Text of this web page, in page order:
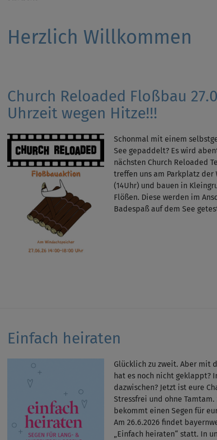
Herzlich Willkommen
Church Reloaded Floßbau
Uhrzeit wegen Hitze!!!
Schonmal mit einem
See gepaddelt? Es wird
nächsten Church Reloaded
treffen uns am Parkplatz der
(14Uhr) und bauen in
Flößen. Diese werden im
Badespaß auf dem See
Einfach heiraten
Glücklich zu zweit. Aber mit
hat es noch nicht geklappt?
dazwischen? Jetzt ist eure
Stressfrei und ohne Tamtam.
bekommt einen Segen für
Am 26.6.2026 findet
„Einfach heiraten“ statt. In